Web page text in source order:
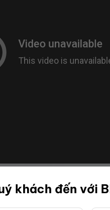
khách đến với